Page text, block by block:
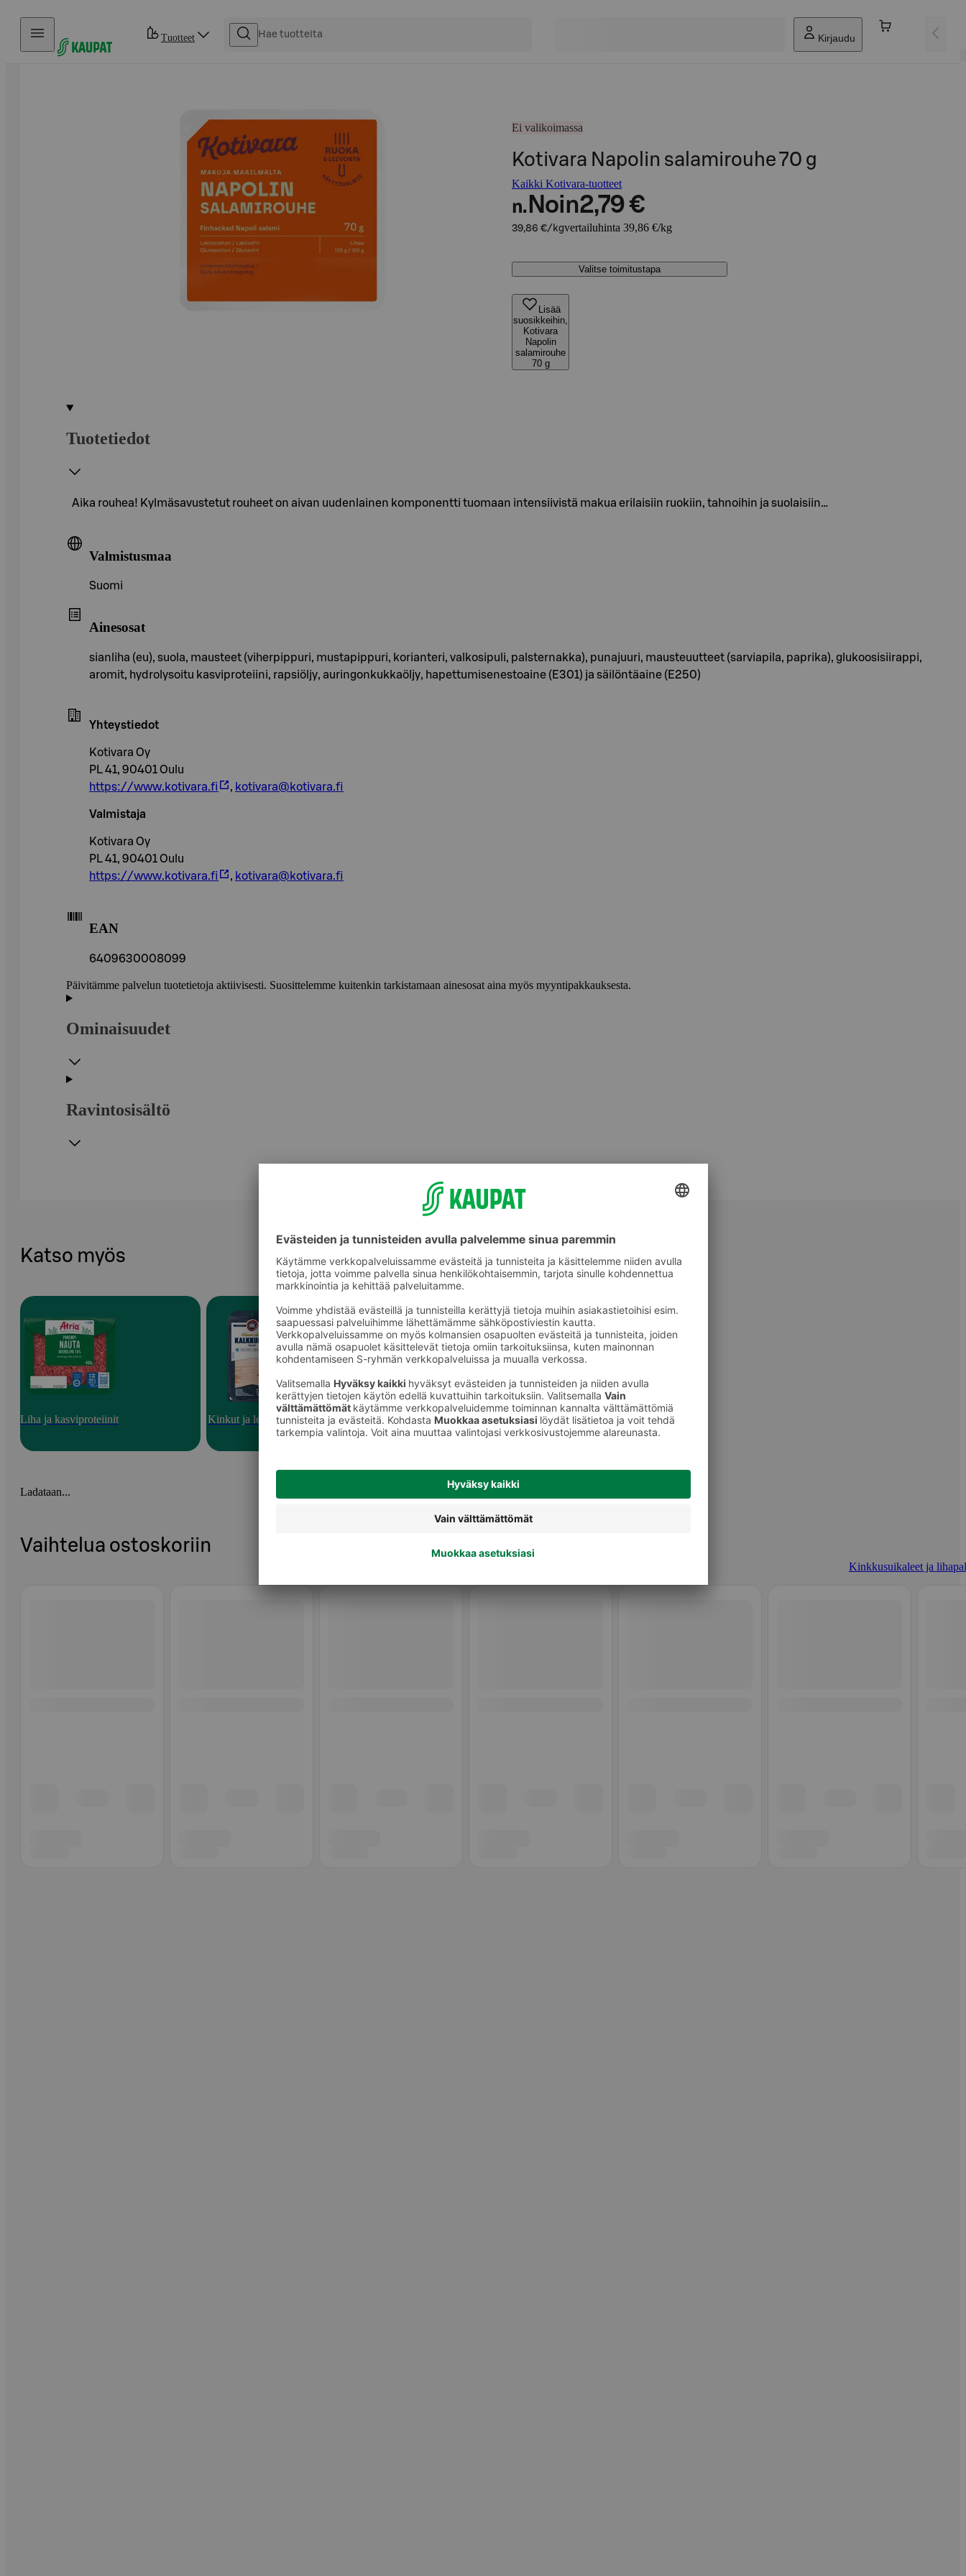
Hyppää sisältöön
Tuotteet Kirjaudu
Ei valikoimassa
Kotivara Napolin salamirouhe 70 g
Kaikki Kotivara-tuotteet
n. Noin2,79 €
39,86 €/kgvertailuhinta 39,86 €/kg
Valitse toimitustapa
Lisää
suosikkeihin,
Kotivara
Napolin
salamirouhe
70 g
Tuotetiedot
Aika rouhea! Kylmäsavustetut rouheet on aivan uudenlainen komponentti tuomaan intensiivistä makua erilaisiin ruokiin, tahnoihin ja suolaisiin…
Valmistusmaa
Suomi
Ainesosat
sianliha (eu), suola, mausteet (viherpippuri, mustapippuri, korianteri, valkosipuli, palsternakka), punajuuri, mausteuutteet (sarviapila, paprika), glukoosisiirappi,
aromit, hydrolysoitu kasviproteiini, rapsiöljy, auringonkukkaöljy, hapettumisenestoaine (E301) ja säilöntäaine (E250)
Yhteystiedot
Kotivara Oy
PL 41, 90401 Oulu
https://www.kotivara.fi
, kotivara@kotivara.fi
Valmistaja
Kotivara Oy
PL 41, 90401 Oulu
https://www.kotivara.fi
, kotivara@kotivara.fi
EAN
6409630008099
Päivitämme palvelun tuotetietoja aktiivisesti. Suosittelemme kuitenkin tarkistamaan ainesosat aina myös myyntipakkauksesta.
Ominaisuudet
Ravintosisältö
Katso myös
Liha ja kasviproteiinit Kinkut ja leikkeleet Kinkkusuikaleet ja lihapalat
Ladataan...
Vaihtelua ostoskoriin
Kinkkusuikaleet ja